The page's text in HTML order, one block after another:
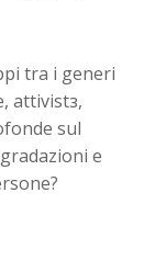
tra i generi
attivistз,
sul
e